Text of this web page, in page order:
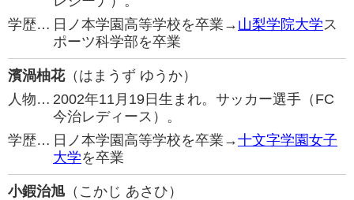
学歴… 日ノ本学園高等学校を卒業→ 山梨学院大学ス
ポーツ科学部を卒業
濱渦柚花（はまうず ゆうか）
人物… 2002年11月19日生まれ。サッカー選手（FC
今治レディース）。
学歴… 日ノ本学園高等学校を卒業→十文字学園女子
大学を卒業
小鍜治旭（こかじ あさひ）